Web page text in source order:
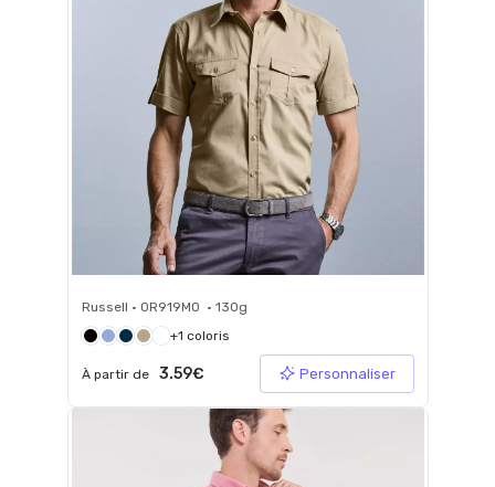
Russell • 0R919M0 • 130g
+1 coloris
À partir de 3.59€ Personnaliser